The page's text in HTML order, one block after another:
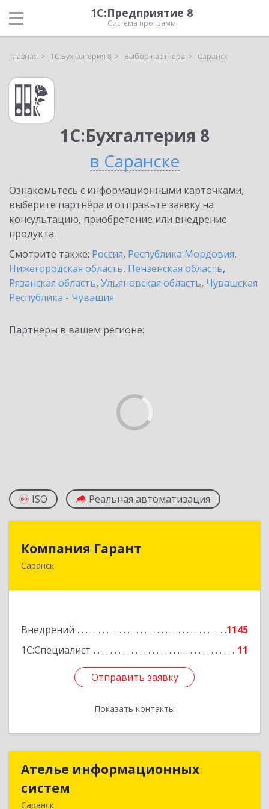
1С:Предприятие 8
Система программ
Главная 1С:Бухгалтерия 8 Выбор партнёра Саранск
1С:Бухгалтерия 8
в Саранске
Ознакомьтесь с информационными карточками,
выберите партнёра и отправьте заявку на
консультацию, приобретение или внедрение
продукта.
Смотрите также: Россия, Республика Мордовия,
Нижегородская область, Пензенская область,
Рязанская область, Ульяновская область, Чувашская
Республика - Чувашия
Партнеры в вашем регионе:
ISO Реальная автоматизация
Компания Гарант
Саранск
Внедрений
1145
1С:Специалист
11
Отправить заявку
Показать контакты
Отправить заявку
Назад
Ателье информационных
систем
Саранск
Ателье информационных